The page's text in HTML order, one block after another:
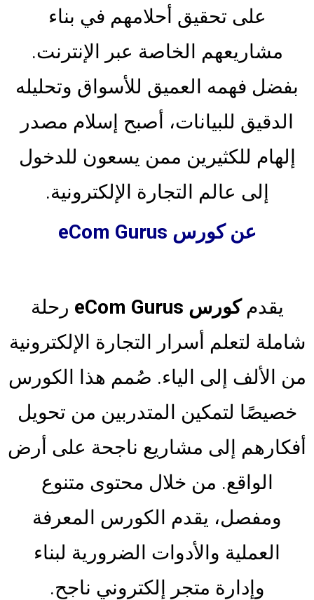
على تحقيق أحلامهم في بناء
مشاريعهم الخاصة عبر الإنترنت.
بفضل فهمه العميق للأسواق وتحليله
الدقيق للبيانات، أصبح إسلام مصدر
إلهام للكثيرين ممن يسعون للدخول
إلى عالم التجارة الإلكترونية.
عن كورس eCom Gurus
يقدمكورس eCom Gurus
رحلة
شاملة لتعلم أسرار التجارة الإلكترونية
من الألف إلى الياء. صُمم هذا الكورس
خصيصًا لتمكين المتدربين من تحويل
أفكارهم إلى مشاريع ناجحة على أرض
الواقع. من خلال محتوى متنوع
ومفصل، يقدم الكورس المعرفة
العملية والأدوات الضرورية لبناء
وإدارة متجر إلكتروني ناجح.